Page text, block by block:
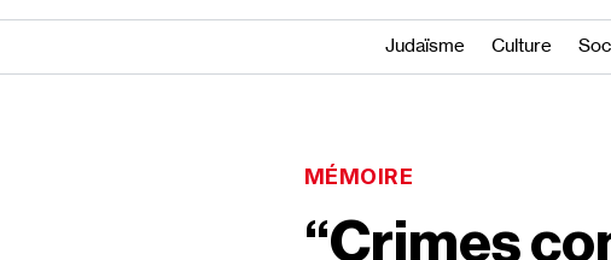
Judaïsme Culture
MÉMOIRE
“Crimes